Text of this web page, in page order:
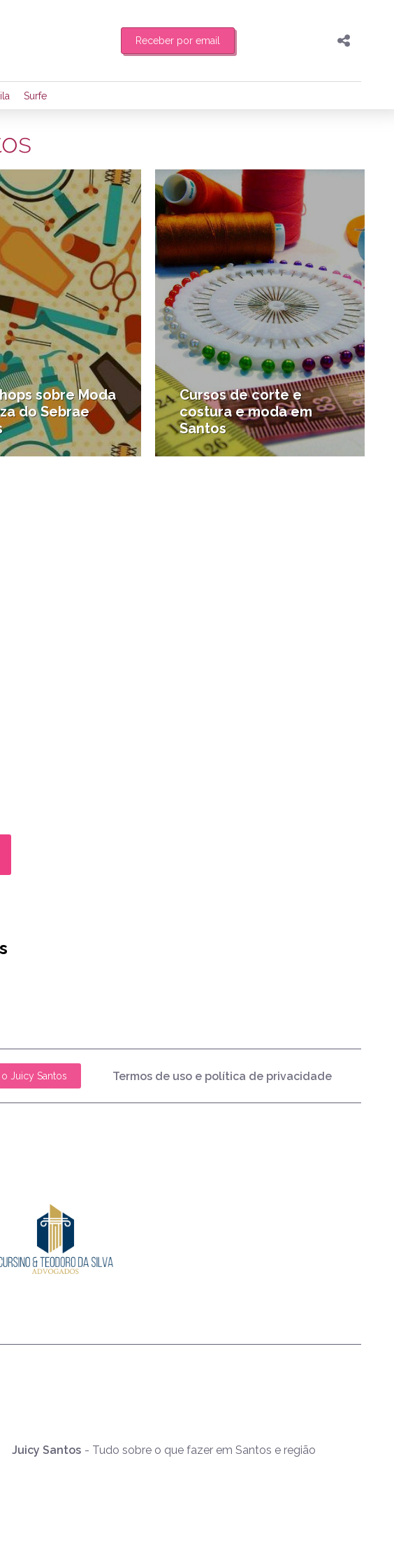
Receber por email
toda sexta-feira de manhã o resumo
novidades
Compartilhar
Publicar no Facebook
Publicar no X
Surfe
sobre Moda
do Sebrae
Cursos de corte e
costura e moda em
Santos
Juicy Santos Termos de uso e política de privacidade
Juicy Santos - Tudo sobre o que fazer em Santos e região